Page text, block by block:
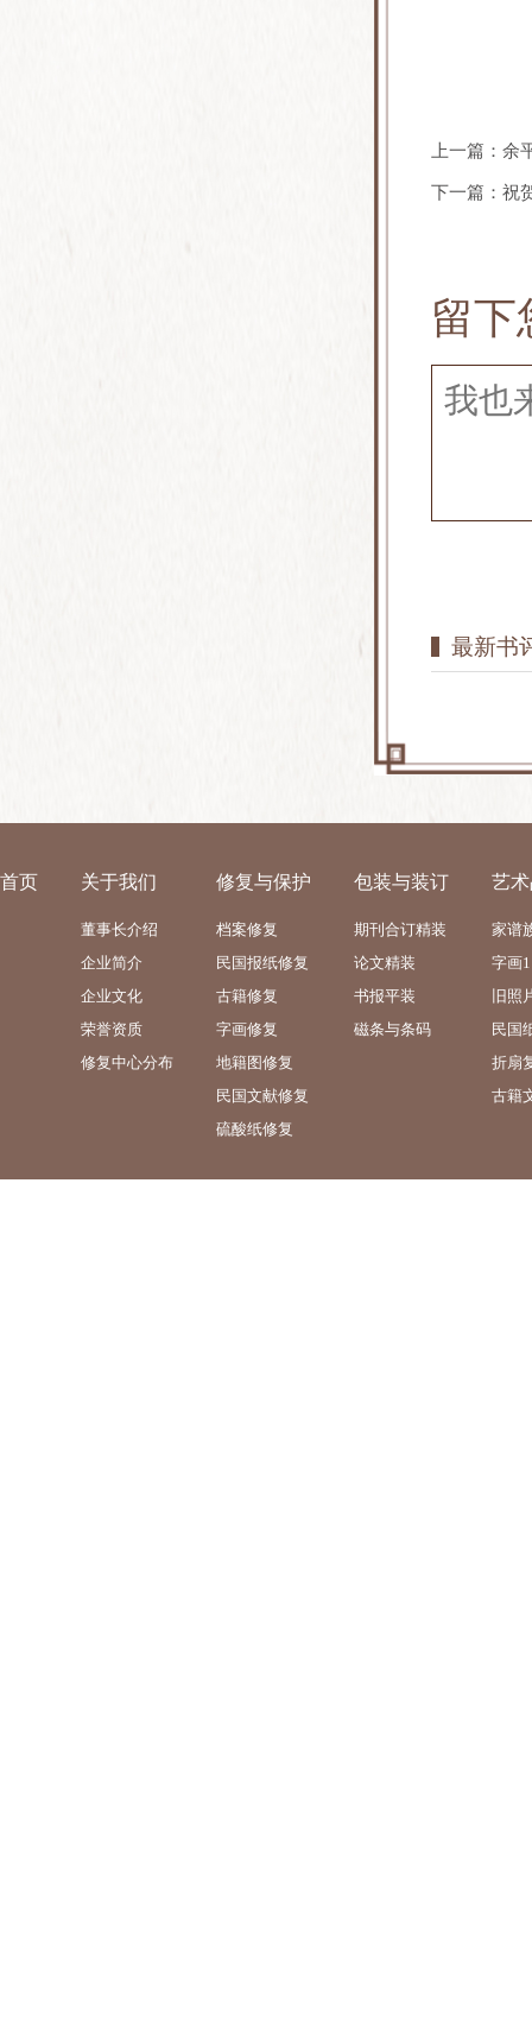
上一篇： 余
下一篇： 祝
留下
最新书
首页 关于我们
董事长介绍
企业简介
企业文化
荣誉资质
修复中心分布
修复与保护
档案修复
民国报纸修复
古籍修复
字画修复
地籍图修复
民国文献修复
硫酸纸修复
包装与装订
期刊合订精装
论文精装
书报平装
磁条与条码
艺
家谱
字画
旧照
民国
折扇
古籍